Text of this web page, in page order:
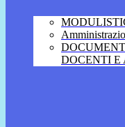
DOCENTI E